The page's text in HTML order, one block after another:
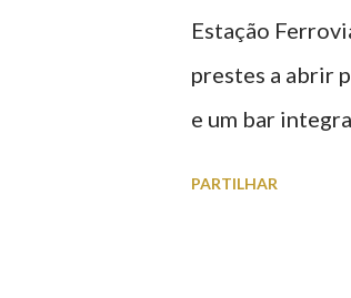
Estação
prestes a abrir
e um bar
PARTILHAR